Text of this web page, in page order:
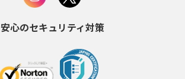
安心のセキュリティ対策